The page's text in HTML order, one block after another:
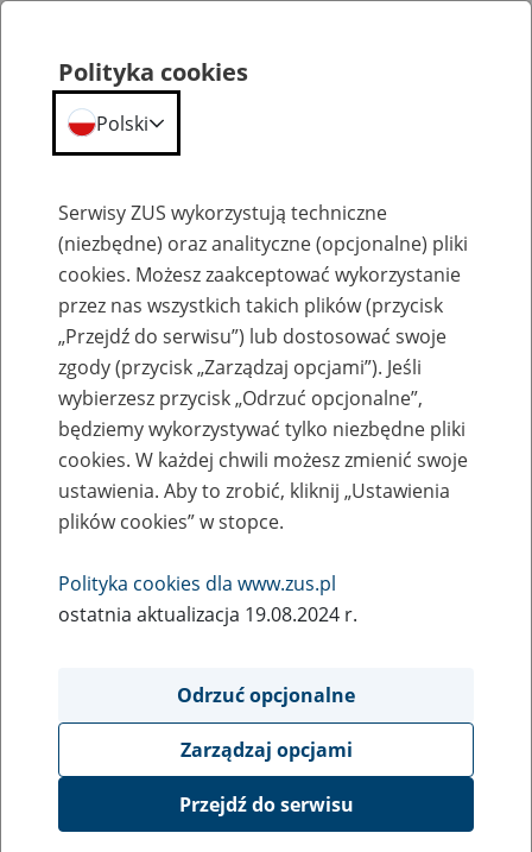
Szkolenia
Zaproś ZUS do siebie - zakładanie profili
eZUS w siedzibie Twojej firmy
Rodzaj wydarzenia
Szkolenia
Obszar merytoryczny
obsługa klientów
Opis wydarzenia
Platforma Usług Elektronicznych ZUS eZUS
Polityka cookies
Polski
Serwisy ZUS wykorzystują techniczne
(niezbędne) oraz analityczne (opcjonalne) pliki
cookies. Możesz zaakceptować wykorzystanie
przez nas wszystkich takich plików (przycisk
„Przejdź do serwisu”) lub dostosować swoje
zgody (przycisk „Zarządzaj opcjami”). Jeśli
wybierzesz przycisk „Odrzuć opcjonalne”,
będziemy wykorzystywać tylko niezbędne pliki
cookies. W każdej chwili możesz zmienić swoje
ustawienia. Aby to zrobić, kliknij „Ustawienia
plików cookies” w stopce.
Polityka cookies dla www.zus.pl
ostatnia aktualizacja 19.08.2024 r.
Odrzuć opcjonalne
Zarządzaj opcjami
Przejdź do serwisu